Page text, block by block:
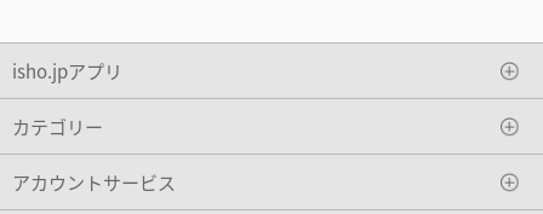
isho.jpアプリ
カテゴリー
アカウントサービス